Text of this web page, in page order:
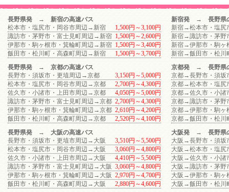
長野県発 → 新宿の高速バス
松本市・塩尻市・岡谷市周辺→新宿
1,500円～3,100円
諏訪市・茅野市・富士見町周辺→新宿 1,500円～2,600円
伊那市・駒ヶ根市・箕輪町周辺→新宿 1,500円～3,400円
飯田市・松川町・高森町周辺→新宿
1,500円～3,700円
長野県発 → 京都の高速バス
長野市・須坂市・更埴周辺→京都
3,150円～5,000円
松本市・塩尻市・岡谷市周辺→京都
2,700円～4,300円
佐久市・小諸市・上田市周辺→京都
4,050円～5,000円
諏訪市・茅野市・富士見町周辺→京都 2,700円～4,300円
伊那市・駒ヶ根市・箕輪町周辺→京都 2,610円～4,200円
飯田市・松川町・高森町周辺→京都
2,520円～4,100円
長野県発 → 大阪の高速バス
長野市・須坂市・更埴市周辺→大阪
3,510円～5,500円
松本市・塩尻市・岡谷市周辺→大阪
3,060円～4,800円
佐久市・小諸市・上田市周辺→大阪
4,410円～5,500円
諏訪市・茅野市・富士見町周辺→大阪 3,060円～4,800円
伊那市・駒ヶ根市・箕輪町周辺→大阪 2,970円～4,700円
飯田市・松川町・高森町周辺→大阪
2,880円～4,600円
新宿発 → 長野県
新宿→松本市・塩尻
新宿→諏訪市・茅野
新宿→伊那市・駒ヶ
新宿→飯田市・松川
京都発 → 長野県
京都→長野市・須坂
京都→松本市・塩尻
京都→佐久市・小諸
京都→諏訪市・茅野
京都→伊那市・駒ヶ
京都→飯田市・松川
大阪発 → 長野県
大阪→長野市・須坂
大阪→松本市・塩尻
大阪→佐久市・小諸
大阪→諏訪市・茅野
大阪→伊那市・駒ヶ
大阪→飯田市・松川